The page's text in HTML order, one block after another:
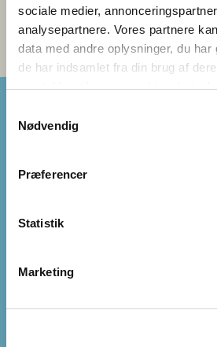
sociale medier,
analysepartnere. Vores partnere
data med andre oplysninger, du har
de har indsamlet fra din brug af
samtykker til vores cookies, hvis
Nødvendig
Præferencer
Statistik
Marketing
UJAASIPPUT